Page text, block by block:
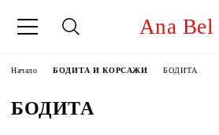
Ana Bel
Начало БОДИТА И КОРСАЖИ БОДИТА
БОДИТА